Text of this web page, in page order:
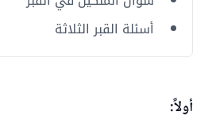
أسئلة القبر الثلاثة
أولاً: